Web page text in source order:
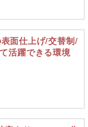
面仕上げ/交替制/
活躍できる環境